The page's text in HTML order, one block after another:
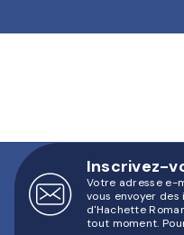
Inscrivez-
Votre adresse e-
vous envoyer
d'Hachette
tout moment.